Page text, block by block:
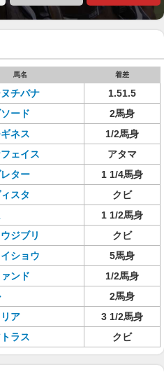
馬名 着差
ヌチバナ
1.51.5
ソード
2馬身
ギネス
1/2馬身
フェイス
アタマ
レター
1 1/4馬身
ィスタ
クビ
カム
1 1/2馬身
ウジブリ
クビ
イショウ
5馬身
ァンド
1/2馬身
デル
2馬身
ェリア
3 1/2馬身
トラス クビ